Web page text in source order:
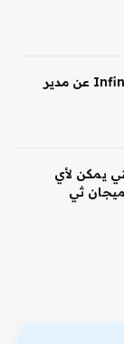
تبحث وكالة Infinity Creative عن مدير
يمكن لأي
ثي